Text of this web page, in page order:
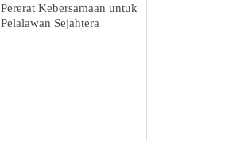
Pererat Kebersamaan untuk
Pelalawan Sejahtera